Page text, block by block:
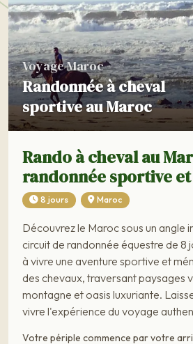
Voyage Maroc
Randonnée à cheval
sportive au Maroc
Rando à cheval au
randonnée sportive
8 jours Maroc
Découvrez le Maroc sous un angle
circuit de randonnée équestre de 8
à vivre une aventure sportive et
des chevaux, traversant paysages
montagne et oasis luxuriante.
vivre l'expérience du voyage
Votre périple commence par votre